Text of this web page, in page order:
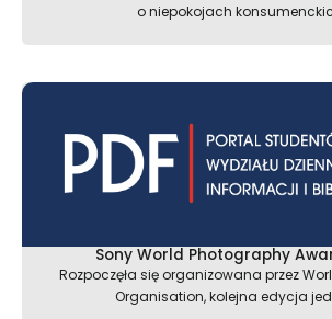
o niepokojach
Sony World Photography
Rozpoczęła się organizowana przez
Organisation, kolejna edycja